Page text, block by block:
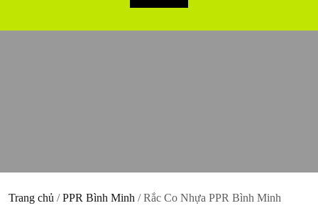
Trang chủ /PPR Bình Minh / Rắc Co Nhựa PPR Bình Minh